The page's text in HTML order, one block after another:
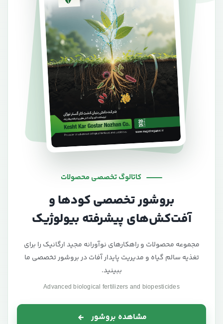
کاتالوگ تخصصی محصولات
بروشور تخصصی کودها و
آفت‌کش‌های پیشرفته بیولوژیک
مجموعه محصولات و راهکارهای نوآورانه مجید ارگانیک را برای
تغذیه سالم گیاه و مدیریت پایدار آفات در بروشور تخصصی ما
ببینید.
Advanced biological fertilizers and biopesticides
مشاهده بروشور